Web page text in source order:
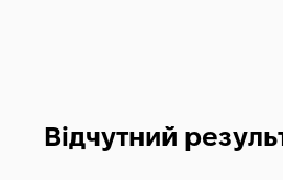
Відчутний